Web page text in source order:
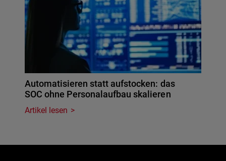
Automatisieren statt aufstocken: das
SOC ohne Personalaufbau skalieren
Artikel lesen